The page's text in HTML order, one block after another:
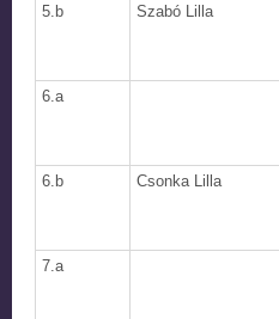
5.b Szabó Lilla
6.a
6.b Csonka Lilla
7.a